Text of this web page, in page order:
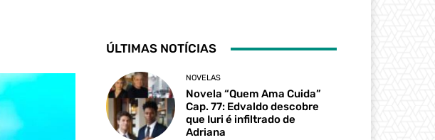
ÚLTIMAS NOTÍCIAS
NOVELAS
Novela “Quem Ama Cuida”
Cap. 77: Edvaldo descobre
que Iuri é infiltrado de
Adriana